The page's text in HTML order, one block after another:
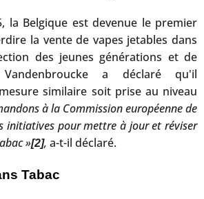
la Belgique est devenue le premier
la vente de vapes jetables dans
des jeunes générations et de
Vandenbroucke a déclaré qu'il
similaire soit prise au niveau
à la Commission européenne de
initiatives pour mettre à jour et réviser
»[2], a-t-il déclaré.
Tabac